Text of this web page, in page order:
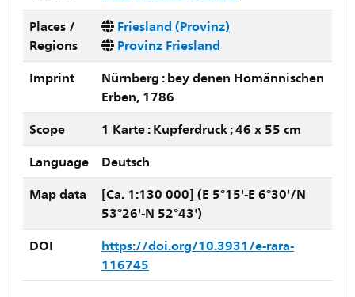
Places /
Regions
Friesland (Provinz)
Provinz Friesland
Imprint
Nürnberg : bey denen Homännischen
Erben, 1786
Scope
1 Karte : Kupferdruck ; 46 x 55 cm
Language
Deutsch
Map data
[Ca. 1:130 000] (E 5°15'-E 6°30'/N
53°26'-N 52°43')
DOI
https://doi.org/10.3931/e-rara-
116745